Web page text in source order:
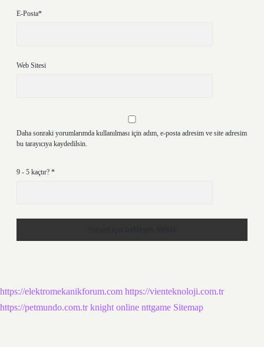
E-Posta*
Web Sitesi
Daha sonraki yorumlarımda kullanılması için adım, e-posta adresim ve site adresim
bu tarayıcıya kaydedilsin.
9 - 5 kaçtır? *
https://elektromekanikforum.com https://vienteknoloji.com.tr
https://petmundo.com.tr knight online nttgame Sitemap